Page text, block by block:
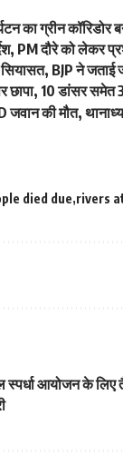
का ग्रीन कॉरिडोर
PM दौरे को लेकर
सियासत, BJP ने जताई
छापा, 10 डांसर समेत
जवान की मौत,
died due rivers
आयोजन के लिए